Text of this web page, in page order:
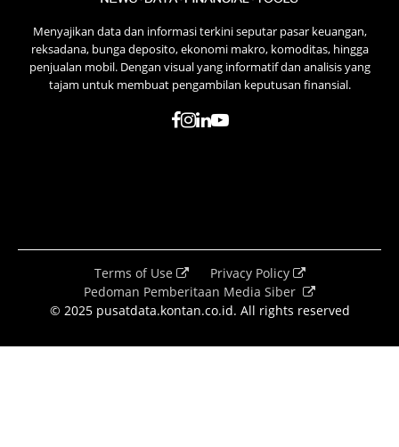
Menyajikan data dan informasi terkini seputar pasar keuangan,
reksadana, bunga deposito, ekonomi makro, komoditas, hingga
penjualan mobil. Dengan visual yang informatif dan analisis yang
tajam untuk membuat pengambilan keputusan finansial.
Terms of Use
Privacy Policy
Pedoman Pemberitaan Media Siber
© 2025 pusatdata.kontan.co.id. All rights reserved